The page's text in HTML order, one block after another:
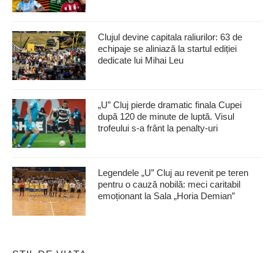
Clujul devine capitala raliurilor: 63 de
echipaje se aliniază la startul ediției
dedicate lui Mihai Leu
„U” Cluj pierde dramatic finala Cupei
după 120 de minute de luptă. Visul
trofeului s-a frânt la penalty-uri
Legendele „U” Cluj au revenit pe teren
pentru o cauză nobilă: meci caritabil
emoționant la Sala „Horia Demian”